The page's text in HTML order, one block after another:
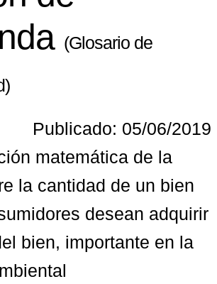
(Glosario de
Publicado: 05/06/2019
matemática de la
la cantidad de un bien
desean adquirir
bien, importante en la